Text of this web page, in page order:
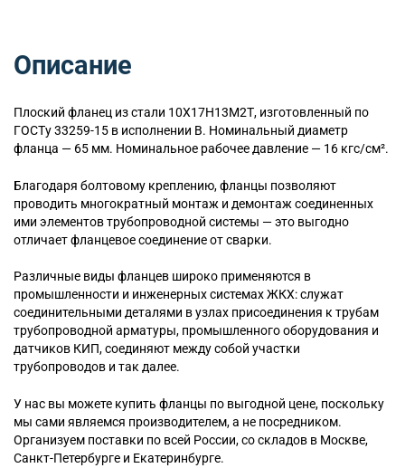
Описание
Плоский фланец из стали 10Х17Н13М2Т, изготовленный по
ГОСТу 33259-15 в исполнении B. Номинальный диаметр
фланца — 65 мм. Номинальное рабочее давление — 16 кгс/см².
Благодаря болтовому креплению, фланцы позволяют
проводить многократный монтаж и демонтаж соединенных
ими элементов трубопроводной системы — это выгодно
отличает фланцевое соединение от сварки.
Различные виды фланцев широко применяются в
промышленности и инженерных системах ЖКХ: служат
соединительными деталями в узлах присоединения к трубам
трубопроводной арматуры, промышленного оборудования и
датчиков КИП, соединяют между собой участки
трубопроводов и так далее.
У нас вы можете купить фланцы по выгодной цене, поскольку
мы сами являемся производителем, а не посредником.
Организуем поставки по всей России, со складов в Москве,
Санкт-Петербурге и Екатеринбурге.